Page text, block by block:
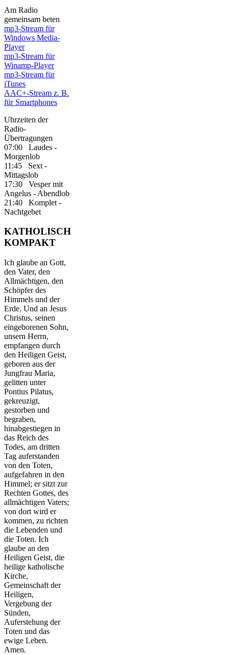
Am Radio
gemeinsam beten
mp3-Stream für
Windows Media-
Player
mp3-Stream für
Winamp-Player
mp3-Stream für
iTunes
AAC+-Stream z. B.
für Smartphones
Uhrzeiten der
Radio-
Übertragungen
07:00 Laudes -
Morgenlob
11:45 Sext -
Mittagslob
17:30 Vesper mit
Angelus - Abendlob
21:40 Komplet -
Nachtgebet
KATHOLISCH
KOMPAKT
Ich glaube an Gott,
den Vater, den
Allmächtigen, den
Schöpfer des
Himmels und der
Erde. Und an Jesus
Christus, seinen
eingeborenen Sohn,
unsern Herrn,
empfangen durch
den Heiligen Geist,
geboren aus der
Jungfrau Maria,
gelitten unter
Pontius Pilatus,
gekreuzigt,
gestorben und
begraben,
hinabgestiegen in
das Reich des
Todes, am dritten
Tag auferstanden
von den Toten,
aufgefahren in den
Himmel; er sitzt zur
Rechten Gottes, des
allmächtigen Vaters;
von dort wird er
kommen, zu richten
die Lebenden und
die Toten. Ich
glaube an den
Heiligen Geist, die
heilige katholische
Kirche,
Gemeinschaft der
Heiligen,
Vergebung der
Sünden,
Auferstehung der
Toten und das
ewige Leben.
Amen.